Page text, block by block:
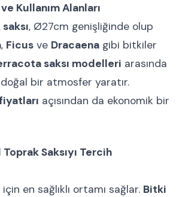
Kullanım Alanları
, Ø27cm genişliğinde olup
, Ficus ve Dracaena gibi bitkiler
saksı modelleri arasında
bir atmosfer yaratır.
açısından da ekonomik bir
Saksıyı Tercih
en sağlıklı ortamı sağlar. Bitki